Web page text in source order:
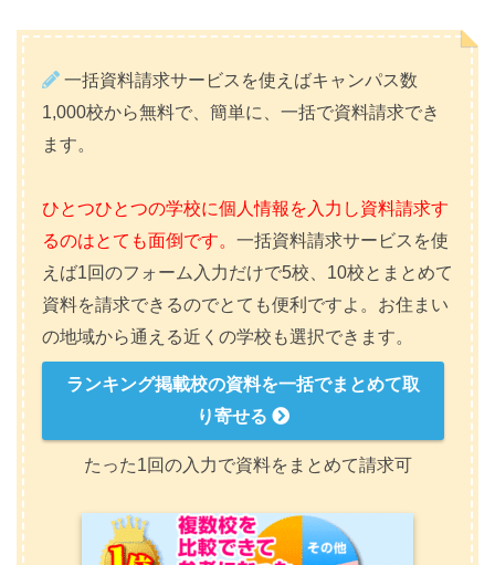
一括資料請求サービスを使えばキャンパス数
1,000校から無料で、簡単に、一括で資料請求でき
ます。
ひとつひとつの学校に個人情報を入力し資料請求す
るのはとても面倒です。 一括資料請求サービスを使
えば1回のフォーム入力だけで5校、10校とまとめて
資料を請求できるのでとても便利ですよ。お住まい
の地域から通える近くの学校も選択できます。
ランキング掲載校の資料を一括でまとめて取
り寄せる
たった1回の入力で資料をまとめて請求可